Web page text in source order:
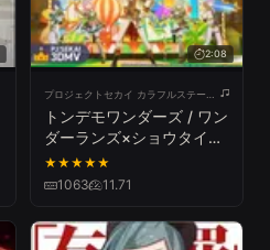
2:08
トンデモワンダーズ / ワン
ダーランズ×ショウタイム
× KAITO【3DMV】
★★★★★
1063 11.71